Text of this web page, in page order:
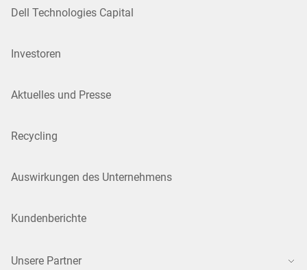
Dell Technologies Capital
Investoren
Aktuelles und Presse
Recycling
Auswirkungen des Unternehmens
Kundenberichte
Unsere Partner